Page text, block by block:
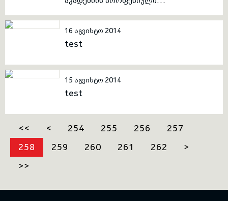
აკადემიის სამხედრო
ინსტრუქტორებისთვის დაიწყო
4 დღიანი სემინარი თემაზე:
„ლიდერიზმის კურიკულუმის
ინსტრუქტორებისთვის
სემინარს ნატოს სამხედრო
განათლების განვითარების
პროგრამის (DEEP)
ჰილდებრანდი ჩაატარებს.
16 აგვისტო 2014
test
15 აგვისტო 2014
test
<< < 254 255 256
257
258
259 260 261 262
>
>>